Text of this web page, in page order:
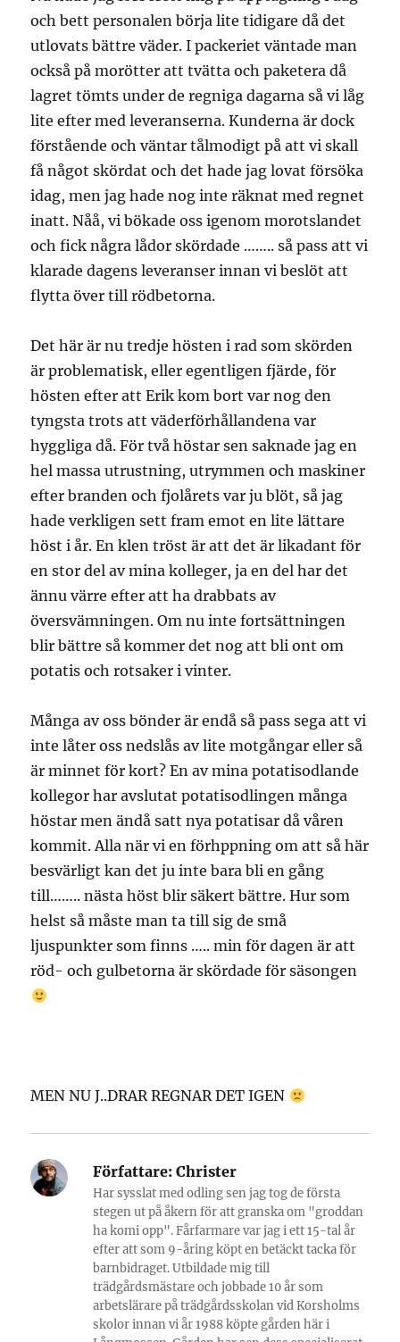
och bett personalen börja lite tidigare då det
utlovats bättre väder. I packeriet väntade man
också på morötter att tvätta och paketera då
lagret tömts under de regniga dagarna så vi låg
lite efter med leveranserna. Kunderna är dock
förstående och väntar tålmodigt på att vi skall
få något skördat och det hade jag lovat försöka
idag, men jag hade nog inte räknat med regnet
inatt. Nåå, vi bökade oss igenom morotslandet
och fick några lådor skördade …….. så pass att vi
klarade dagens leveranser innan vi beslöt att
flytta över till rödbetorna.
Det här är nu tredje hösten i rad som skörden
är problematisk, eller egentligen fjärde, för
hösten efter att Erik kom bort var nog den
tyngsta trots att väderförhållandena var
hyggliga då. För två höstar sen saknade jag en
hel massa utrustning, utrymmen och maskiner
efter branden och fjolårets var ju blöt, så jag
hade verkligen sett fram emot en lite lättare
höst i år. En klen tröst är att det är likadant för
en stor del av mina kolleger, ja en del har det
ännu värre efter att ha drabbats av
översvämningen. Om nu inte fortsättningen
blir bättre så kommer det nog att bli ont om
potatis och rotsaker i vinter.
Många av oss bönder är endå så pass sega att vi
inte låter oss nedslås av lite motgångar eller så
är minnet för kort? En av mina potatisodlande
kollegor har avslutat potatisodlingen många
höstar men ändå satt nya potatisar då våren
kommit. Alla när vi en förhppning om att så här
besvärligt kan det ju inte bara bli en gång
till…….. nästa höst blir säkert bättre. Hur som
helst så måste man ta till sig de små
ljuspunkter som finns ….. min för dagen är att
röd- och gulbetorna är skördade för säsongen
MEN NU J..DRAR REGNAR DET IGEN
Författare: Christer
Har sysslat med odling sen jag tog de första
stegen ut på åkern för att granska om "groddan
ha komi opp". Fårfarmare var jag i ett 15-tal år
efter att som 9-åring köpt en betäckt tacka för
barnbidraget. Utbildade mig till
trädgårdsmästare och jobbade 10 år som
arbetslärare på trädgårdsskolan vid Korsholms
skolor innan vi år 1988 köpte gården här i